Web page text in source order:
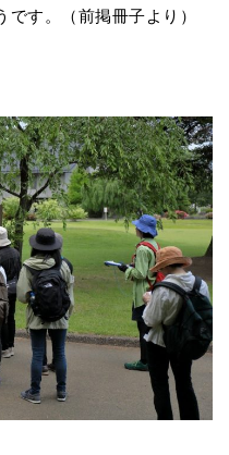
す。（前掲冊子より）